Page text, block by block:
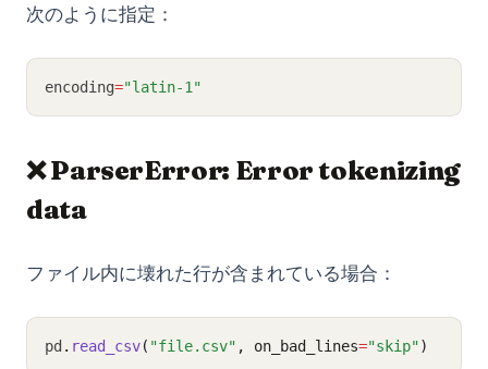
次のように指定：
encoding="latin-1"
❌ ParserError: Error tokenizing
data
ファイル内に壊れた行が含まれている場合：
pd . read_csv( "file.csv" , on_bad_lines="skip")